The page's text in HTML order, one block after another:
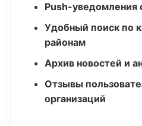
Push-уведомления
Удобный поиск по
районам
Архив новостей и
Отзывы
организаций